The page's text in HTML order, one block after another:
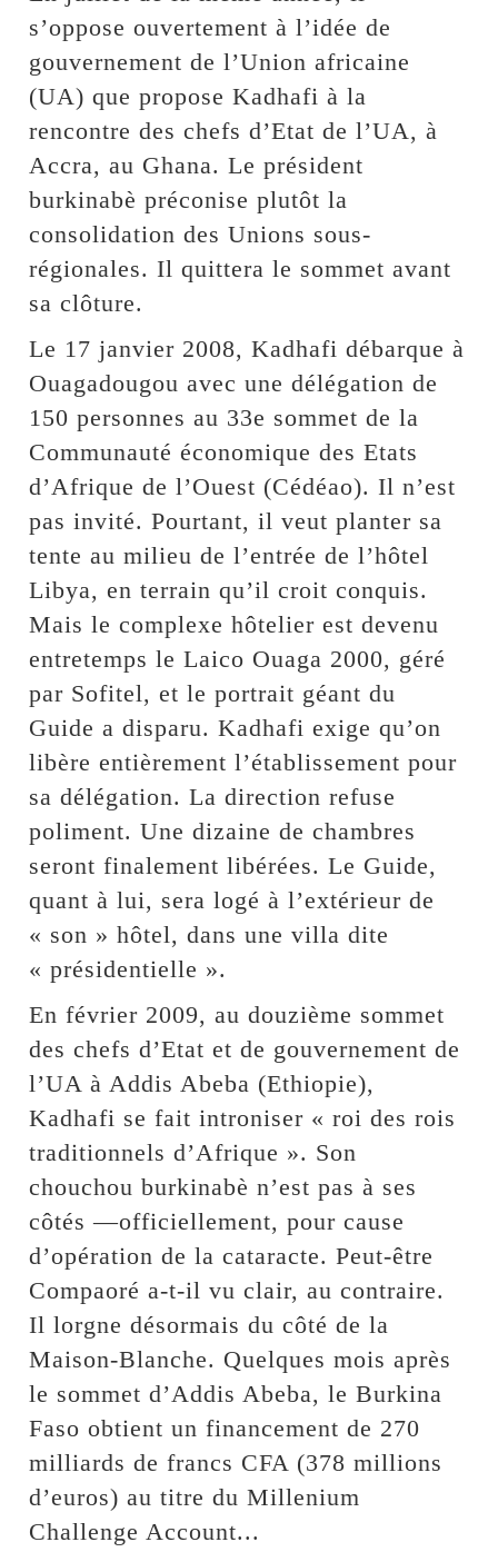
s’oppose ouvertement à l’idée de
gouvernement de l’Union africaine
(UA) que propose Kadhafi à la
rencontre des chefs d’Etat de l’UA, à
Accra, au Ghana. Le président
burkinabè préconise plutôt la
consolidation des Unions sous-
régionales. Il quittera le sommet avant
sa clôture.
Le 17 janvier 2008, Kadhafi débarque à
Ouagadougou avec une délégation de
150 personnes au 33e sommet de la
Communauté économique des Etats
d’Afrique de l’Ouest (Cédéao). Il n’est
pas invité. Pourtant, il veut planter sa
tente au milieu de l’entrée de l’hôtel
Libya, en terrain qu’il croit conquis.
Mais le complexe hôtelier est devenu
entretemps le Laico Ouaga 2000, géré
par Sofitel, et le portrait géant du
Guide a disparu. Kadhafi exige qu’on
libère entièrement l’établissement pour
sa délégation. La direction refuse
poliment. Une dizaine de chambres
seront finalement libérées. Le Guide,
quant à lui, sera logé à l’extérieur de
« son » hôtel, dans une villa dite
« présidentielle ».
En février 2009, au douzième sommet
des chefs d’Etat et de gouvernement de
l’UA à Addis Abeba (Ethiopie),
Kadhafi se fait introniser « roi des rois
traditionnels d’Afrique ». Son
chouchou burkinabè n’est pas à ses
côtés —officiellement, pour cause
d’opération de la cataracte. Peut-être
Compaoré a-t-il vu clair, au contraire.
Il lorgne désormais du côté de la
Maison-Blanche. Quelques mois après
le sommet d’Addis Abeba, le Burkina
Faso obtient un financement de 270
milliards de francs CFA (378 millions
d’euros) au titre du Millenium
Challenge Account...